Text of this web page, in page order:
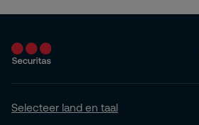
Selecteer land en taal